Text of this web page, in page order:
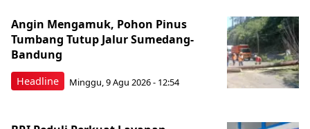
Headline
Angin Mengamuk, Pohon Pinus
Tumbang Tutup Jalur Sumedang-
Bandung
Minggu, 9 Agu 2026 - 12:54